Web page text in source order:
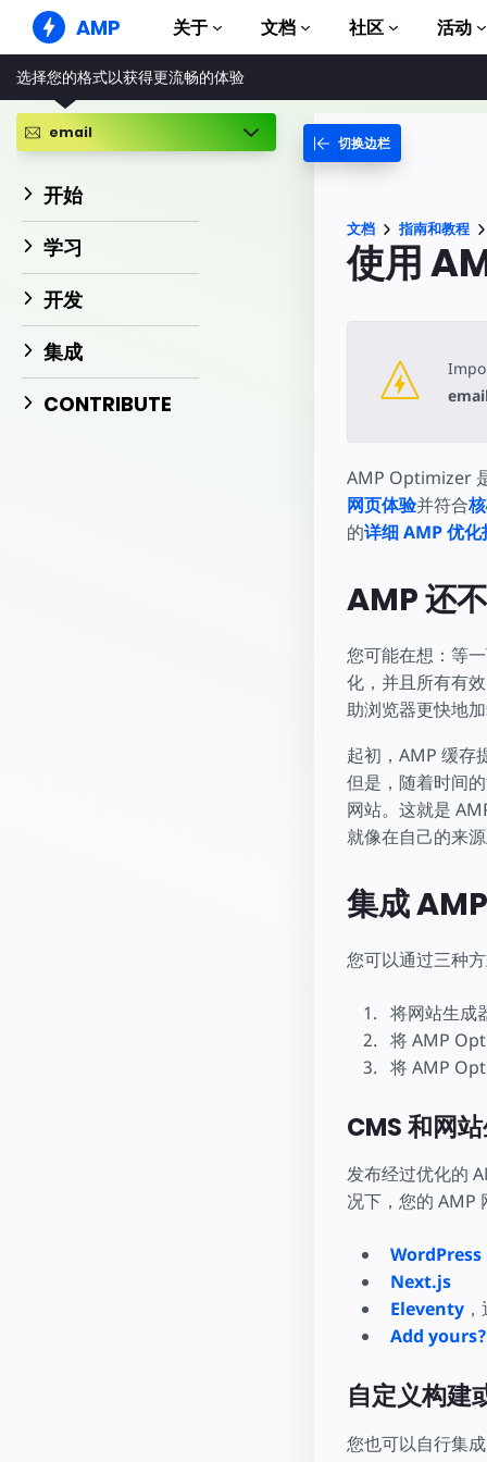
AMP 关于
AMP 网站
打造完美网络体验
Web Stories
简单易懂，老少皆宜
网络上的超快广告
文档
指南和教程
AMP 使用入门
完整的 AMP 库
示例
开始构建
社区 活动
选择您的格式以获得更流畅的体验
email
开始
学习
开发
集成
CONTRIBUTE
切换边栏
文档 指南和教程
使用
AMP Optimizer
网页体验并符合
的详细 AMP 优化
AMP 还
您可能在想：等
化，并且所有有
助浏览器更快地
起初，AMP 缓存
但是，随着时间
网站。这就是
就像在自己的来
集成
您可以通过三种
将网站生成
将 AMP
将 AMP
CMS 和网
发布经过优化的
况下，您的 AMP
WordPress
Next.js
Eleventy，
Add yours?
自定义构建
您也可以自行集